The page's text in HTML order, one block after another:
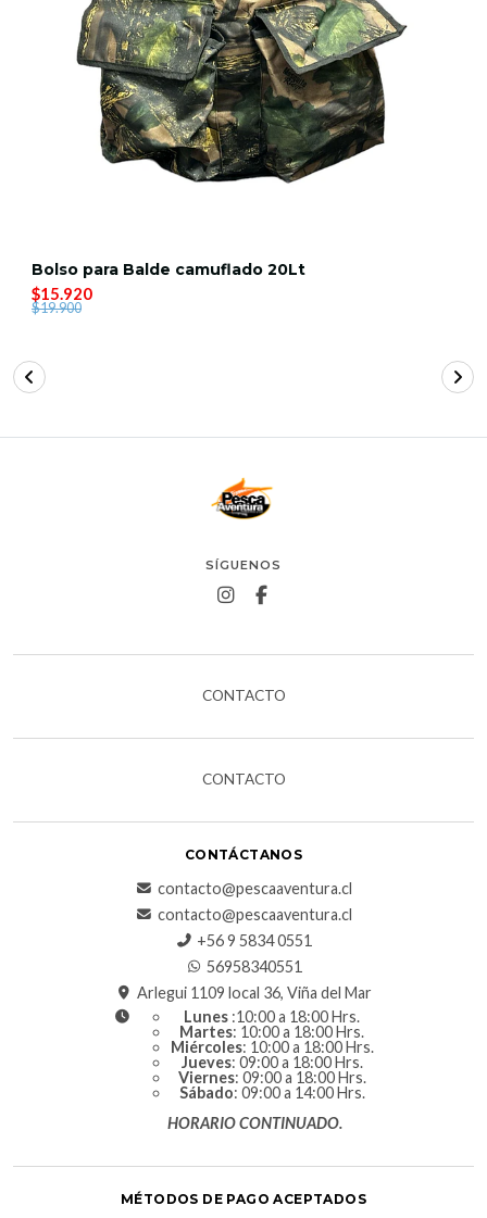
Bolso para Balde camuflado 20Lt
$15.920
$19.900
SÍGUENOS
CONTACTO
CONTACTO
CONTÁCTANOS
contacto@pescaaventura.cl
contacto@pescaaventura.cl
+56 9 5834 0551
56958340551
Arlegui 1109 local 36, Viña del Mar
Lunes :10:00 a 18:00 Hrs.
Martes: 10:00 a 18:00 Hrs.
Miércoles: 10:00 a 18:00 Hrs.
Jueves: 09:00 a 18:00 Hrs.
Viernes: 09:00 a 18:00 Hrs.
Sábado: 09:00 a 14:00 Hrs.
HORARIO CONTINUADO.
MÉTODOS DE PAGO ACEPTADOS